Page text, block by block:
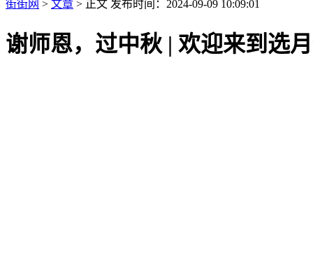
街街网 > 文章 > 正文 发布时间：2024-09-09 10:09:01
谢师恩，过中秋 | 欢迎来到选